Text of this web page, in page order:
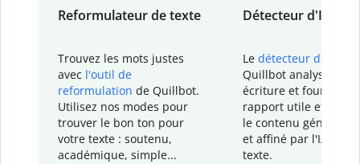
Reformulateur de texte
Trouvez les mots justes
avec l'outil de
reformulation de Quillbot.
Utilisez nos modes pour
trouver le bon ton pour
votre texte : soutenu,
académique, simple...
Détecteur d'IA
Le détecteur d'IA
Quillbot analyse votre
écriture et fournit un
rapport utile et
le contenu généré
et affiné par l'IA
texte.